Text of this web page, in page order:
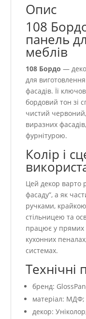
Опис
108
панель
меблів
108 Бордо —
для
фасадів. Її
бордовий тон зі
чистий
виразних
фурнітурою.
Колір і
Цей декор варто
фасаду”, а як
ручками,
стільницею та
працює у прямих
кухонних
системах.
Технічні
бренд:
матеріал: МДФ;
декор: